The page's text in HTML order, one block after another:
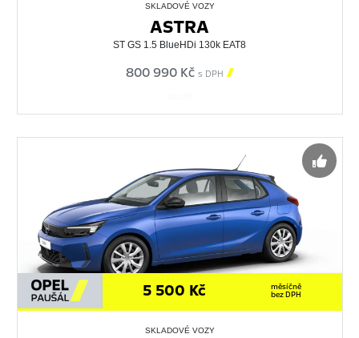
SKLADOVÉ VOZY
ASTRA
ST GS 1.5 BlueHDi 130k EAT8
800 990 Kč s DPH 
5 500 Kč měsíčně
bez DPH
SKLADOVÉ VOZY